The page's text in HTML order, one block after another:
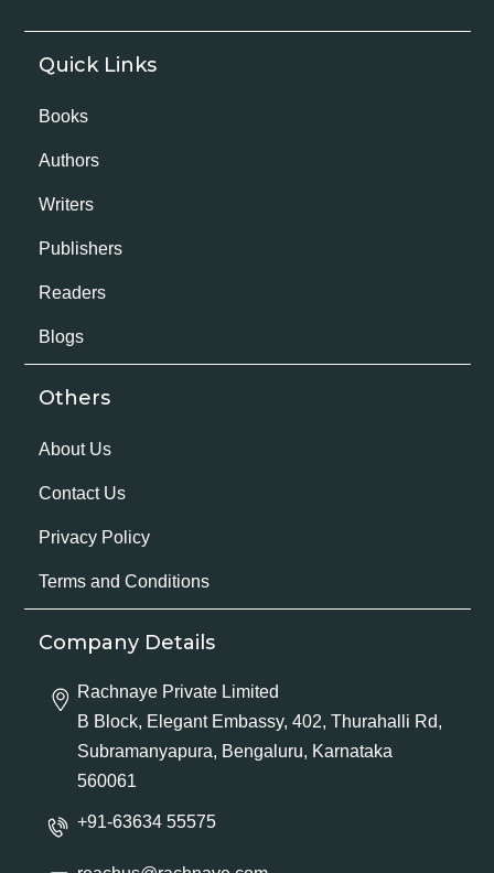
Quick Links
Books
Authors
Writers
Publishers
Readers
Blogs
Others
About Us
Contact Us
Privacy Policy
Terms and Conditions
Company Details
Rachnaye Private Limited
B Block, Elegant Embassy, 402, Thurahalli Rd,
Subramanyapura, Bengaluru, Karnataka
560061
+91-63634 55575